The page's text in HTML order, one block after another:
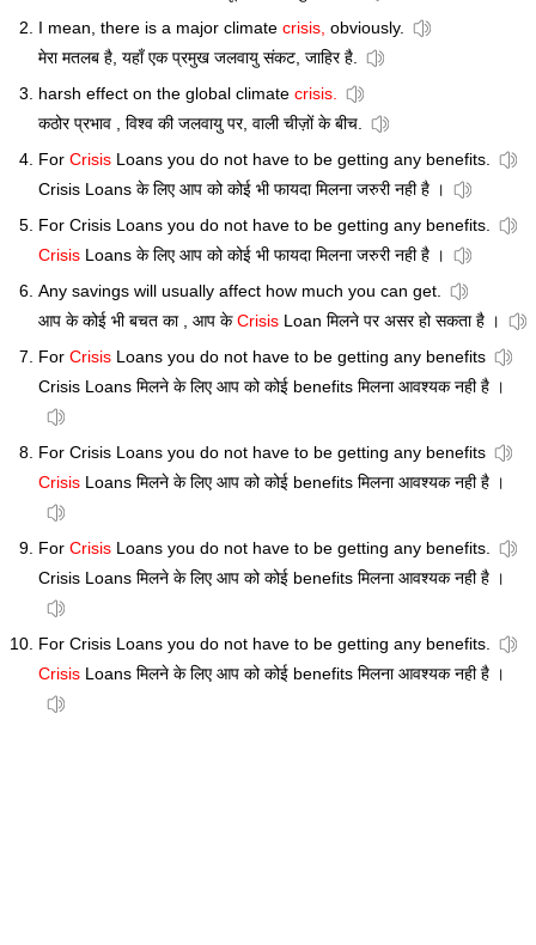
I mean, there is a major climate crisis, obviously.
मेरा मतलब है, यहाँ एक प्रमुख जलवायु संकट, जाहिर है.
harsh effect on the global climate crisis.
कठोर प्रभाव , विश्व की जलवायु पर, वाली चीज़ों के बीच.
For Crisis Loans you do not have to be getting any benefits.
Crisis Loans के लिए आप को कोई भी फायदा मिलना जरुरी नही है ।
For Crisis Loans you do not have to be getting any benefits.
Crisis Loans के लिए आप को कोई भी फायदा मिलना जरुरी नही है ।
Any savings will usually affect how much you can get.
आप के कोई भी बचत का , आप केCrisis Loan मिलने पर असर हो सकता है ।
For Crisis Loans you do not have to be getting any benefits
Crisis Loans मिलने के लिए आप को कोई benefits मिलना आवश्यक नही है ।
For Crisis Loans you do not have to be getting any benefits
Crisis Loans मिलने के लिए आप को कोई benefits मिलना आवश्यक नही है ।
For Crisis Loans you do not have to be getting any benefits.
Crisis Loans मिलने के लिए आप को कोई benefits मिलना आवश्यक नही है ।
For Crisis Loans you do not have to be getting any benefits.
Crisis Loans मिलने के लिए आप को कोई benefits मिलना आवश्यक नही है ।